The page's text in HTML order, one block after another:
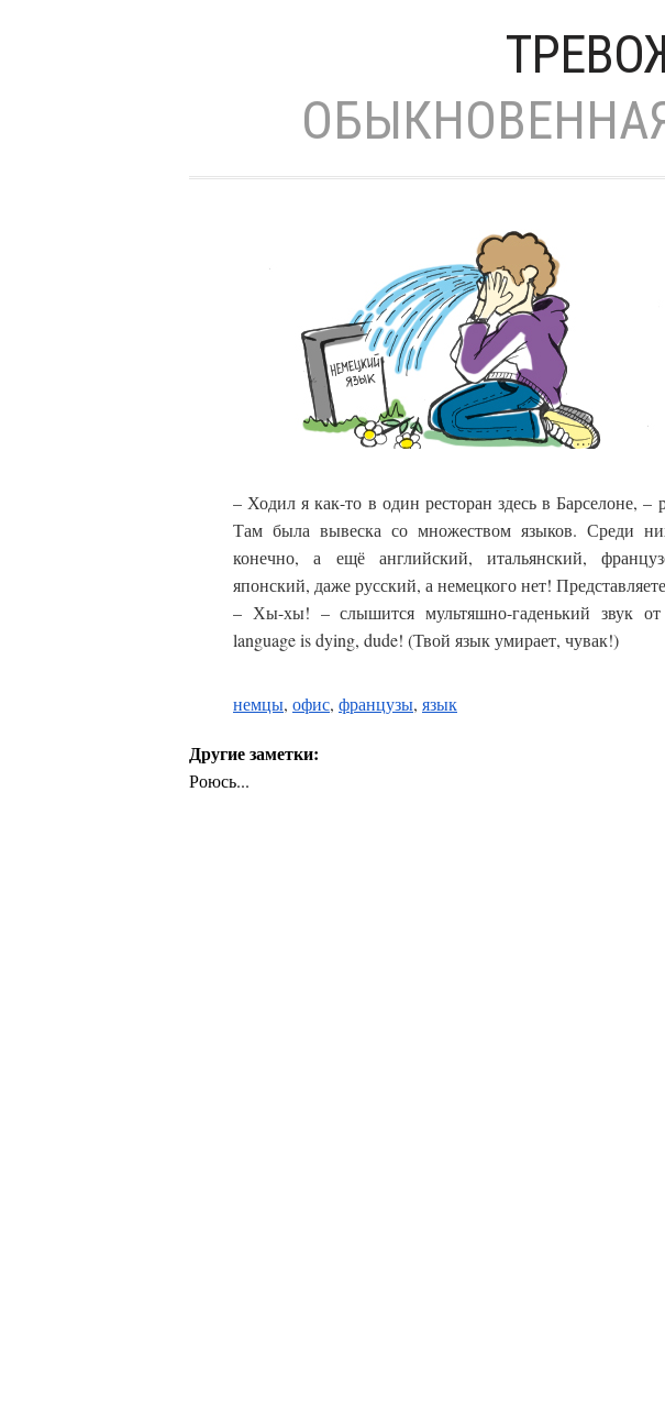
– Ходил я как-то в один ресторан здесь в Барселоне, –
Там была вывеска со множеством языков. Среди
конечно, а ещё английский, итальянский,
японский, даже русский, а немецкого нет!
– Хы-хы! – слышится мультяшно-гаденький звук
language is dying, dude! (Твой язык умирает, чувак!)
немцы, офис, французы, язык
Другие заметки:
Роюсь...